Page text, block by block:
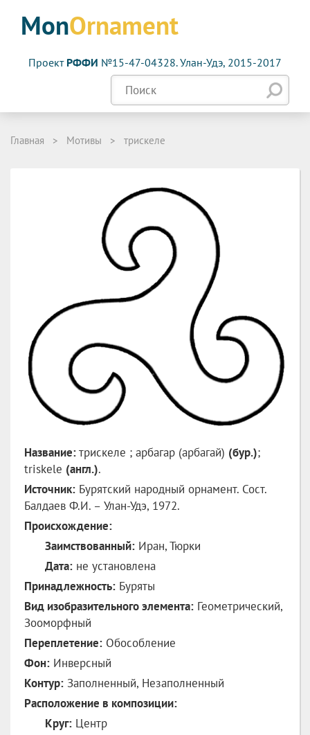
MonOrnament
Проект РФФИ №15-47-04328. Улан-Удэ, 2015-2017
Главная > Мотивы > трискеле
Название:трискеле ; арбагар (арбагай) (бур.);
triskele (англ.).
Источник: Бурятский народный орнамент. Сост.
Балдаев Ф.И. – Улан-Удэ, 1972.
Происхождение:
Заимствованный: Иран, Тюрки
Дата: не установлена
Принадлежность: Буряты
Вид изобразительного элемента: Геометрический,
Зооморфный
Переплетение: Обособление
Фон: Инверсный
Контур: Заполненный, Незаполненный
Расположение в композиции:
Круг: Центр